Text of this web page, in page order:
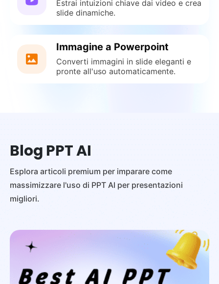
Estrai intuizioni chiave dai video e crea
slide dinamiche.
Immagine a Powerpoint
Converti immagini in slide eleganti e
pronte all'uso automaticamente.
Blog PPT AI
Esplora articoli premium per imparare come
massimizzare l'uso di PPT AI per presentazioni
migliori.